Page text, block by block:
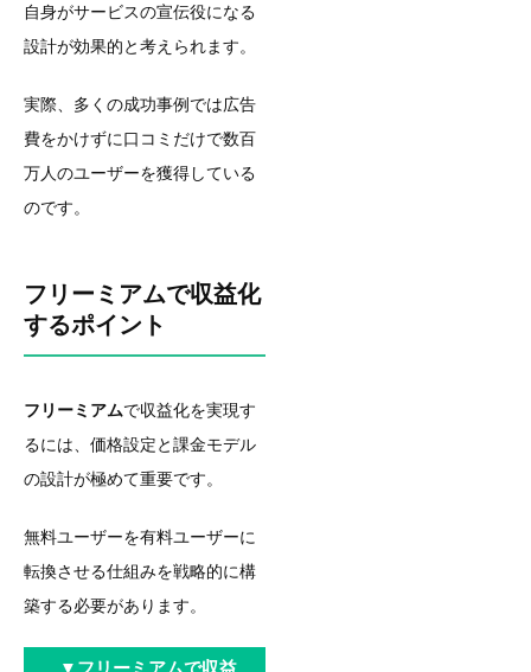
自身がサービスの宣伝役になる
設計が効果的と考えられます。
実際、多くの成功事例では広告
費をかけずに口コミだけで数百
万人のユーザーを獲得している
のです。
フリーミアムで収益化
するポイント
フリーミアムで収益化を実現す
るには、価格設定と課金モデル
の設計が極めて重要です。
無料ユーザーを有料ユーザーに
転換させる仕組みを戦略的に構
築する必要があります。
▼フリーミアムで収益